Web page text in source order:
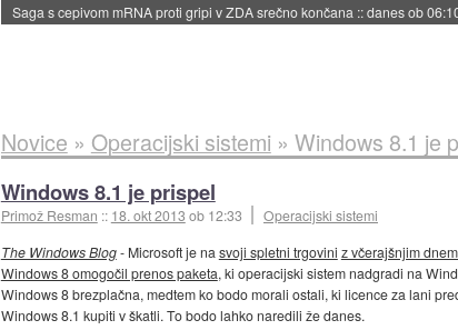
BMW v vozilih začel predvajati reklame::danes ob 06:09
Novice » Operacijski sistemi » Windows 8.1 je
Windows 8.1 je prispel
Primož Resman :: 18. okt 2013 ob 12:33 Operacijski sistemi
The Windows Blog- Microsoft je na svoji spletni trgovini z včerajšnjim
Windows 8 omogočil prenos paketa, ki operacijski sistem nadgradi na
Windows 8 brezplačna, medtem ko bodo morali ostali, ki licence za lani
Windows 8.1 kupiti v škatli. To bodo lahko naredili že danes.